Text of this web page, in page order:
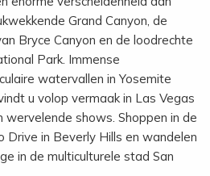
Grand Canyon, de
Bryce Canyon en de loodrechte
Park. Immense
watervallen in Yosemite
u volop vermaak in Las Vegas
wervelende shows. Shoppen in de
Drive in Beverly Hills en wandelen
in de multiculturele stad San